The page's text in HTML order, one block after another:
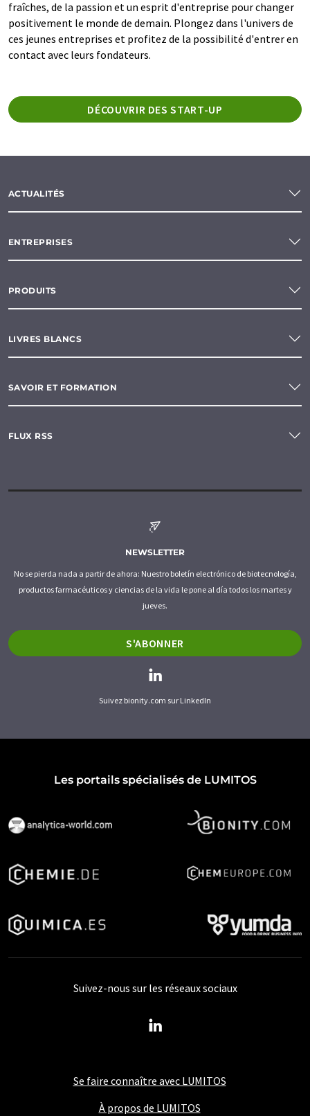
fraîches, de la passion et un esprit d'entreprise pour changer
positivement le monde de demain. Plongez dans l'univers de
ces jeunes entreprises et profitez de la possibilité d'entrer en
contact avec leurs fondateurs.
DÉCOUVRIR DES START-UP
ACTUALITÉS
ENTREPRISES
PRODUITS
LIVRES BLANCS
SAVOIR ET FORMATION
FLUX RSS
NEWSLETTER
No se pierda nada a partir de ahora: Nuestro boletín electrónico de biotecnología,
productos farmacéuticos y ciencias de la vida le pone al día todos los martes y
jueves.
S'ABONNER
Suivez bionity.com sur LinkedIn
Les portails spécialisés de LUMITOS
Se faire connaître avec LUMITOS
À propos de LUMITOS
Suivez-nous sur les réseaux sociaux